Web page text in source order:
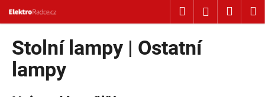
Hledat Přihlášení
Stolní lampy | Ostatní
lampy
Košík
C
o